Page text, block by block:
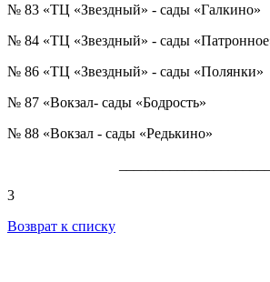
№ 83 «ТЦ «Звездный» - сады «Галкино»
№ 84 «ТЦ «Звездный» - сады
№ 86 «ТЦ «Звездный» - сады «Полянки»
№ 87 «Вокзал- сады «Бодрость»
№ 88 «Вокзал - сады «Редькино»
3
Возврат к списку